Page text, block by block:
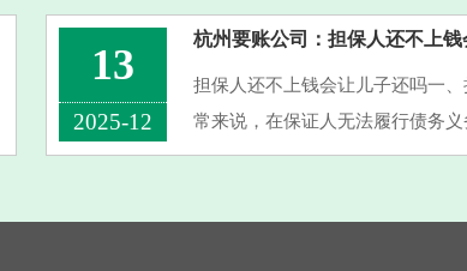
保人为债权人承担债务义务的···
13
2025-12
杭州要账公司：担保人还不上
担保人还不上钱会让儿子还吗一
常来说，在保证人无法履行债务
要求保证人的儿子代为承担还款